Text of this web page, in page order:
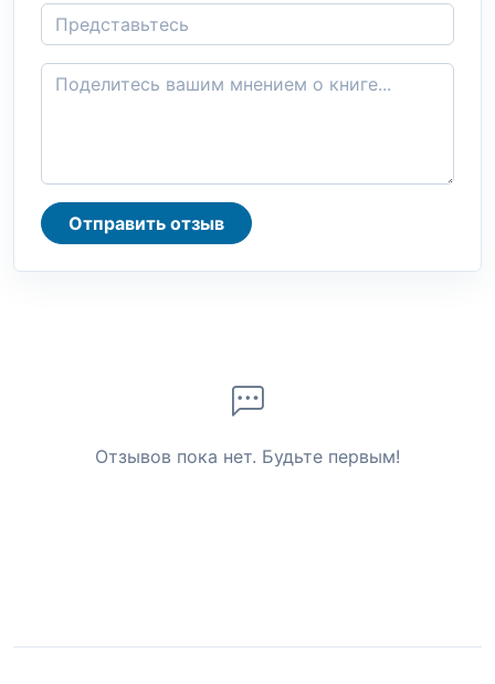
Отправить отзыв
Отзывов пока нет. Будьте первым!